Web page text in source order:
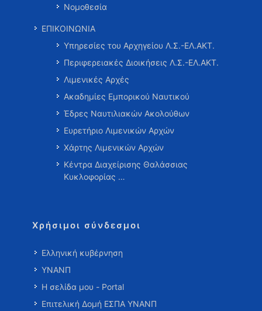
Νομοθεσία
ΕΠΙΚΟΙΝΩΝΙΑ
Υπηρεσίες του Αρχηγείου Λ.Σ.-ΕΛ.ΑΚΤ.
Περιφερειακές Διοικήσεις Λ.Σ.-ΕΛ.ΑΚΤ.
Λιμενικές Αρχές
Ακαδημίες Εμπορικού Ναυτικού
Έδρες Ναυτιλιακών Ακολούθων
Ευρετήριο Λιμενικών Αρχών
Χάρτης Λιμενικών Αρχών
Κέντρα Διαχείρισης Θαλάσσιας
Κυκλοφορίας …
Χρήσιμοι σύνδεσμοι
Ελληνική κυβέρνηση
ΥΝΑΝΠ
Η σελίδα μου - Portal
Επιτελική Δομή ΕΣΠΑ ΥΝΑΝΠ